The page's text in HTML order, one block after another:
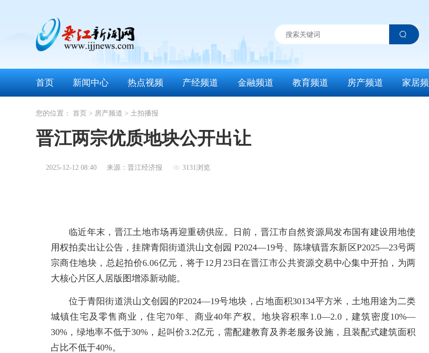
首页 新闻中心 热点视频 产经频道 金融频道 教育频道 房产频道 家居
您的位置： 首页 > 房产频道 > 土拍播报
晋江两宗优质地块公开出让
2025-12-12 08:40 来源：晋江经济报
3131浏览
临近年末，晋江土地市场再迎重磅供应。日前，晋江市自然资源局发布国有建设用地使
用权拍卖出让公告，挂牌青阳街道洪山文创园 P2024—19号、陈埭镇晋东新区P2025—23号两
宗商住地块，总起拍价6.06亿元，将于12月23日在晋江市公共资源交易中心集中开拍，为两
大核心片区人居版图增添新动能。
位于青阳街道洪山文创园的P2024—19号地块，占地面积30134平方米，土地用途为二类
城镇住宅及零售商业，住宅70年、商业40年产权。地块容积率1.0—2.0，建筑密度10%—
30%，绿地率不低于30%，起叫价3.2亿元，需配建教育及养老服务设施，且装配式建筑面积
占比不低于40%。